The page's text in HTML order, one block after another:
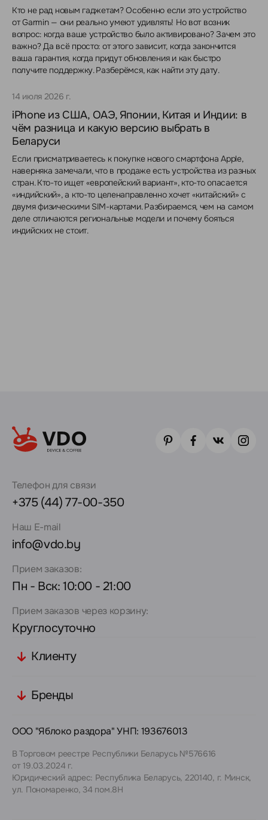
Кто не рад новым гаджетам? Особенно если это устройство
от Garmin — они реально умеют удивлять! Но вот возник
вопрос: когда ваше устройство было активировано? Зачем это
важно? Да всё просто: от этого зависит, когда закончится
ваша гарантия, когда придут обновления и как быстро
получите поддержку. Разберёмся, как найти эту дату.
14 июля 2026 г.
iPhone из США, ОАЭ, Японии, Китая и Индии: в
чём разница и какую версию выбрать в
Беларуси
Если присматриваетесь к покупке нового смартфона Apple,
наверняка замечали, что в продаже есть устройства из разных
стран. Кто-то ищет «европейский вариант», кто-то опасается
«индийский», а кто-то целенаправленно хочет «китайский» с
двумя физическими SIM-картами. Разбираемся, чем на самом
деле отличаются региональные модели и почему бояться
индийских не стоит.
Телефон для связи
+375 (44) 77-00-350
Наш E-mail
info@vdo.by
Прием заказов:
Пн - Вск: 10:00 - 21:00
Прием заказов через корзину:
Круглосуточно
Клиенту
Бренды
ООО "Яблоко раздора" УНП: 193676013
В Торговом реестре Республики Беларусь №576616
от 19.03.2024 г.
Юридический адрес: Республика Беларусь, 220140, г. Минск,
ул. Пономаренко, 34 пом.8Н